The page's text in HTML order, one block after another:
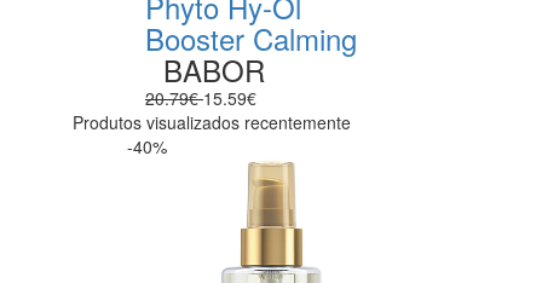
Booster Calming
BABOR
20.79€15.59€
Produtos visualizados recentemente
-40%